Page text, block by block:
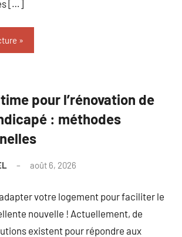
[…]
pour l’rénovation de
: méthodes
août 6, 2026
votre logement pour faciliter le
nouvelle ! Actuellement, de
existent pour répondre aux